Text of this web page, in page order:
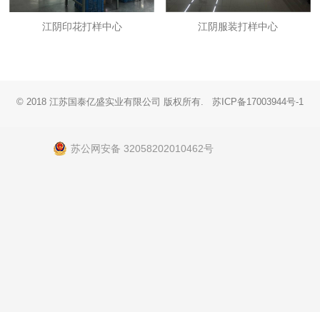
江阴印花打样中心 江阴服装打样中心
© 2018 江苏国泰亿盛实业有限公司 版权所有. 苏ICP备17003944号-1
苏公网安备 32058202010462号